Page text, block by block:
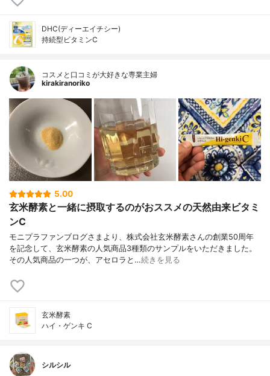
DHC(ディーエイチシー)
持続型ビタミンC
コスメと口コミが大好きな専業主婦
kirakiranoriko
5.00
玄米酵素と一緒に摂取するのがおススメの天然由来ビタミ
ンC
モニプラファンブログさまより、株式会社玄米酵素さんの創業50周年
を記念して、玄米酵素の人気商品3種類のサンプルをいただきました。
その人気商品の一つが、アセロラと…続きを見る
玄米酵素
ハイ・ゲンキ C
シルシル